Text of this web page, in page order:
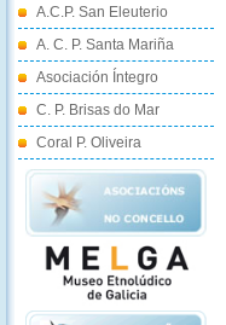
A.C.P. San Eleuterio
A. C. P. Santa Mariña
Asociación Íntegro
C. P. Brisas do Mar
Coral P. Oliveira